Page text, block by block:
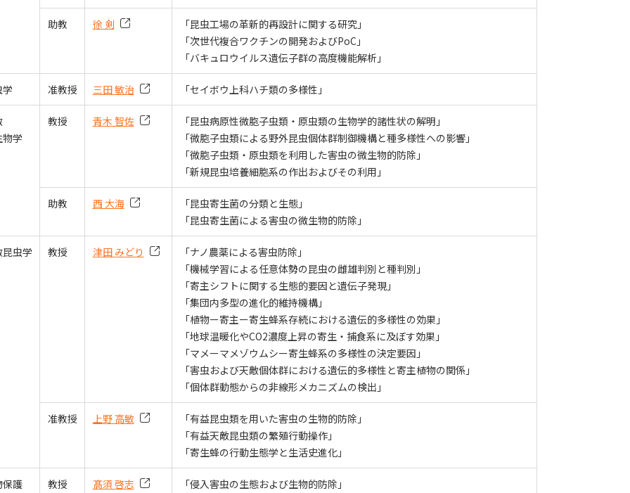
助教 徐 剣
「昆虫工場の革新的再設計に関する研究」
「次世代複合ワクチンの開発およびPoC」
「バキュロウイルス遺伝子群の高度機能解析」
准教授 三田 敏治 「セイボウ上科ハチ類の多様性」
学
教授 青木 智佐
「昆虫病原性微胞子虫類・原虫類の生物学的諸性状の解明」
「微胞子虫類による野外昆虫個体群制御機構と種多様性への影響」
「微胞子虫類・原虫類を利用した害虫の微生物的防除」
「新規昆虫培養細胞系の作出およびその利用」
助教 西 大海
「昆虫寄生菌の分類と生態」
「昆虫寄生菌による害虫の微生物的防除」
虫学 教授 津田 みどり
「ナノ農薬による害虫防除」
「機械学習による任意体勢の昆虫の雌雄判別と種判別」
「寄主シフトに関する生態的要因と遺伝子発現」
「集団内多型の進化的維持機構」
「植物ー寄主ー寄生蜂系存続における遺伝的多様性の効果」
「地球温暖化やCO2濃度上昇の寄生・捕食系に及ぼす効果」
「マメーマメゾウムシー寄生蜂系の多様性の決定要因」
「害虫および天敵個体群における遺伝的多様性と寄主植物の関係」
「個体群動態からの非線形メカニズムの検出」
准教授 上野 高敏
「有益昆虫類を用いた害虫の生物的防除」
「有益天敵昆虫類の繁殖行動操作」
「寄生蜂の行動生態学と生活史進化」
護
教授 髙須 啓志
「侵入害虫の生態および生物的防除」